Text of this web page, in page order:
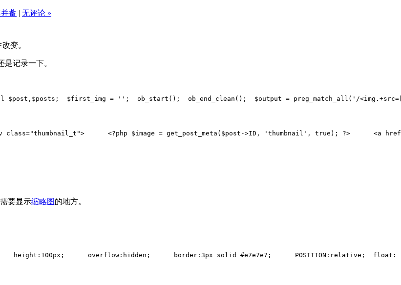
蓄 | 无评论 »
变。
记录一下。
$post,$posts; $first_img = ''; ob_start(); ob_end_clean(); $output = preg_match_all('/
class="thumbnail_t">
    <?php $image = get_post_meta($post->ID, 'thumbnail', true); ?>
<a
要显示缩略图的地方。
height:100px;
    overflow:hidden;
    border:3px solid #e7e7e7;
    POSITION:relative;